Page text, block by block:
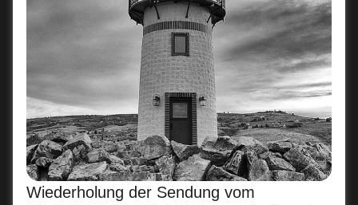
Wiederholung der Sendung vom